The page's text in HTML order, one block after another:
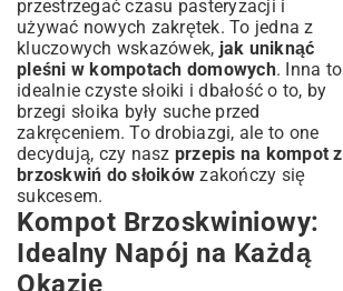
przestrzegać czasu pasteryzacji i
używać nowych zakrętek. To jedna z
kluczowych wskazówek, jak uniknąć
pleśni w kompotach domowych. Inna to
idealnie czyste słoiki i dbałość o to, by
brzegi słoika były suche przed
zakręceniem. To drobiazgi, ale to one
decydują, czy nasz przepis na kompot z
brzoskwiń do słoików zakończy się
sukcesem.
Kompot Brzoskwiniowy:
Idealny Napój na Każdą
Okazję